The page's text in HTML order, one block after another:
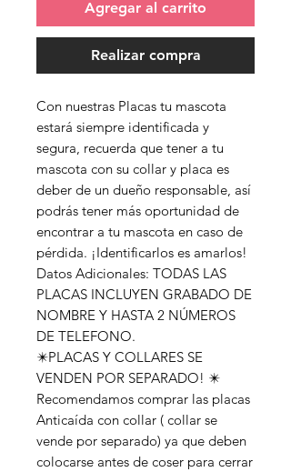
Agregar al carrito
Realizar compra
Con nuestras Placas tu mascota
estará siempre identificada y
segura, recuerda que tener a tu
mascota con su collar y placa es
deber de un dueño responsable, así
podrás tener más oportunidad de
encontrar a tu mascota en caso de
pérdida. ¡Identificarlos es amarlos!
Datos Adicionales: TODAS LAS
PLACAS INCLUYEN GRABADO DE
NOMBRE Y HASTA 2 NÚMEROS
DE TELEFONO.
✴️PLACAS Y COLLARES SE
VENDEN POR SEPARADO! ✴️
Recomendamos comprar las placas
Anticaída con collar ( collar se
vende por separado) ya que deben
colocarse antes de coser para cerrar